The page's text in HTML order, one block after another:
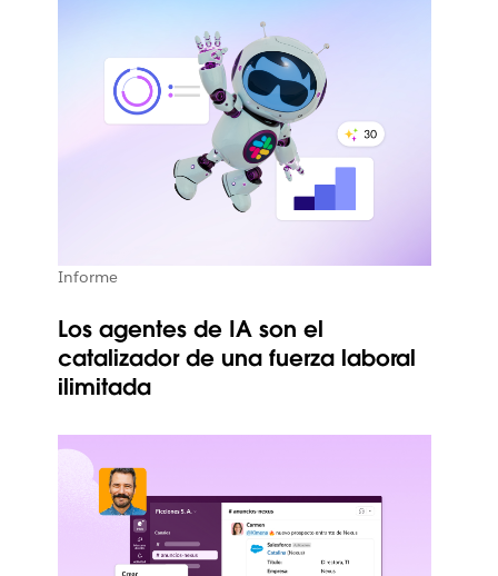
Informe
Los agentes de IA son el
catalizador de una fuerza laboral
ilimitada